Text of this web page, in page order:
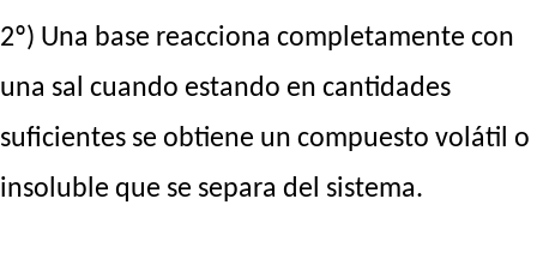
2º) Una base reacciona completamente con
una sal cuando estando en cantidades
suficientes se obtiene un compuesto volátil o
insoluble que se separa del sistema.